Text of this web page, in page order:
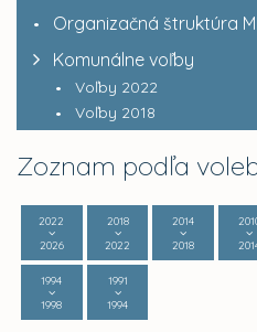
Organizačná štruktúra
Komunálne voľby
Voľby 2022
Voľby 2018
Zoznam podľa
2022
2026
2018
2022
2014
2018
1994
1998
1991
1994